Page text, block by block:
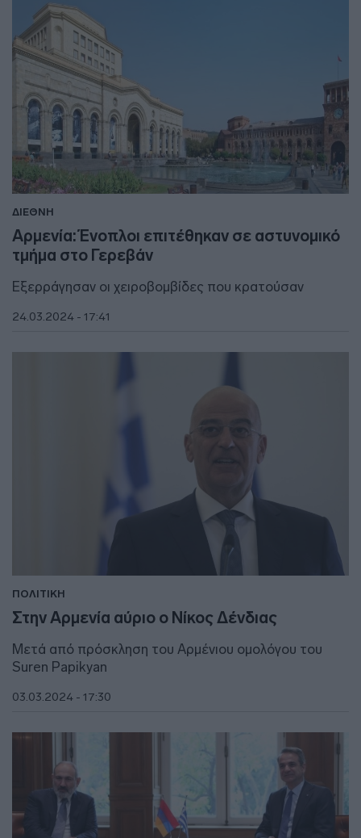
ΔΙΕΘΝΗ
Αρμενία: Ένοπλοι επιτέθηκαν σε αστυνομικό
τμήμα στο Γερεβάν
Εξερράγησαν οι χειροβομβίδες που κρατούσαν
24.03.2024 - 17:41
ΠΟΛΙΤΙΚΗ
Στην Αρμενία αύριο ο Νίκος Δένδιας
Μετά από πρόσκληση του Αρμένιου ομολόγου του
Suren Papikyan
03.03.2024 - 17:30